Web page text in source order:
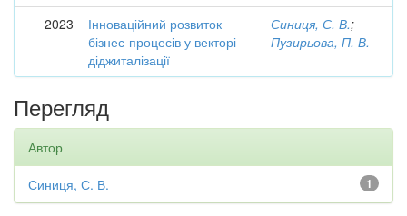
2023
Інноваційний розвиток
бізнес-процесів у векторі
діджиталізації
Синиця, С. В.;
Пузирьова, П. В.
Перегляд
Автор
1
Синиця, С. В.